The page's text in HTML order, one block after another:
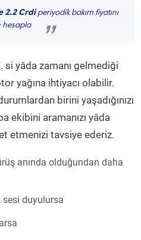
2.2 Crdiperiyodik bakım fiyatını
hesapla
”
si yâda zamanı gelmediği
yağına ihtiyacı olabilir.
birini yaşadığınızı
ekibini aramanızı yâda
etmenizi tavsiye ederiz.
anında olduğundan daha
sesi duyulursa